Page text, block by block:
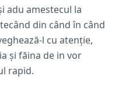
adu amestecul la
din când în când
l cu atenție,
și făina de in vor
rapid.